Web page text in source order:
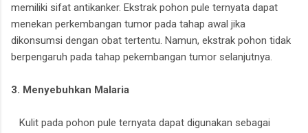
memiliki sifat antikanker. Ekstrak pohon pule ternyata dapat
menekan perkembangan tumor pada tahap awal jika
dikonsumsi dengan obat tertentu. Namun, ekstrak pohon tidak
berpengaruh pada tahap pekembangan tumor selanjutnya.
3. Menyebuhkan Malaria
Kulit pada pohon pule ternyata dapat digunakan sebagai